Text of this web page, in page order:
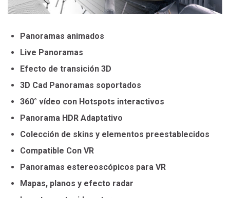
Panoramas animados
Live Panoramas
Efecto de transición 3D
3D Cad Panoramas soportados
360° vídeo con Hotspots interactivos
Panorama HDR Adaptativo
Colección de skins y elementos preestablecidos
Compatible Con VR
Panoramas estereoscópicos para VR
Mapas, planos y efecto radar